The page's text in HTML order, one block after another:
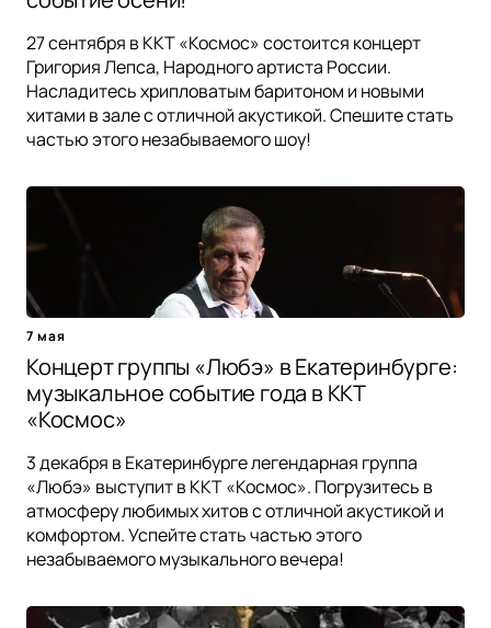
27 сентября в ККТ «Космос» состоится концерт
Григория Лепса, Народного артиста России.
Насладитесь хрипловатым баритоном и новыми
хитами в зале с отличной акустикой. Спешите стать
частью этого незабываемого шоу!
7 мая
Концерт группы «Любэ» в Екатеринбурге:
музыкальное событие года в ККТ
«Космос»
3 декабря в Екатеринбурге легендарная группа
«Любэ» выступит в ККТ «Космос». Погрузитесь в
атмосферу любимых хитов с отличной акустикой и
комфортом. Успейте стать частью этого
незабываемого музыкального вечера!